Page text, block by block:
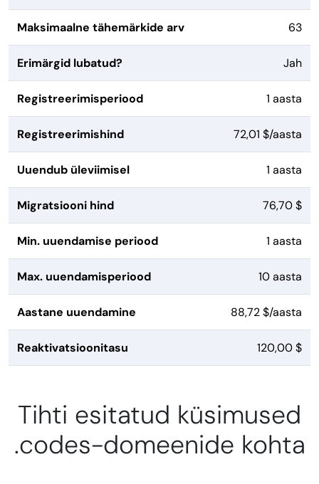
Maksimaalne tähemärkide arv 63
Erimärgid lubatud? Jah
Registreerimisperiood 1 aasta
Registreerimishind 72,01 $/aasta
Uuendub üleviimisel 1 aasta
Migratsiooni hind 76,70 $
Min. uuendamise periood 1 aasta
Max. uuendamisperiood 10 aasta
Aastane uuendamine 88,72 $/aasta
Reaktivatsioonitasu 120,00 $
Tihti esitatud küsimused
.codes-domeenide kohta